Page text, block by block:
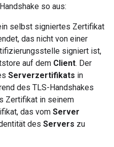
so aus:
selbst signiertes Zertifikat
das nicht von einer
signiert ist,
auf dem Client. Der
Serverzertifikats in
des TLS-Handshakes
Zertifikat in seinem
das vom Server
des Servers zu